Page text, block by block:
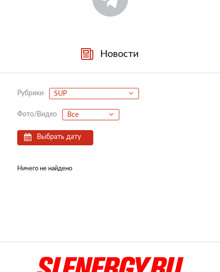
Новости
Рубрики SUP
Фото/Видео Все
Выбрать дату
Ничего не найдено